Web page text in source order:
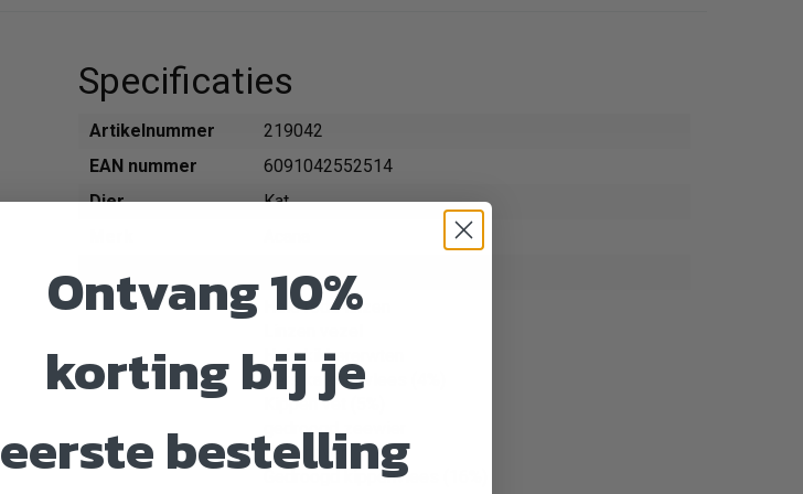
Specificaties
Artikelnummer
219042
EAN nummer
6091042552514
Dier
Kat
Breedte
350 mm
Hele rode linzen
Hele kikkererwten
Vers kalkoenvlees (4%)
Kippen vet (5%)
gedroogd zeewier
Hele haver
Gedroogd kippenvlees (16%)
Ontvang 10%
korting bij je
eerste bestelling